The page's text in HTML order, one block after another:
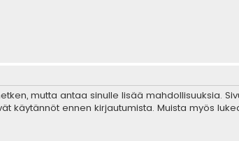
mutta antaa sinulle lisää mahdollisuuksia.
käytännöt ennen kirjautumista. Muista myös